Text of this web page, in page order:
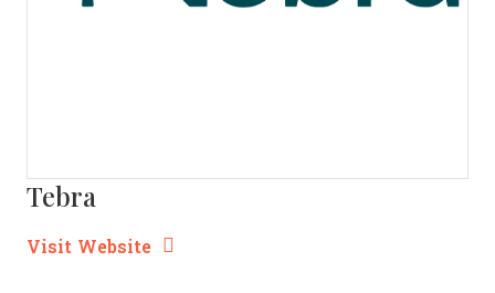
Tebra
Visit WebsiteOpens New Window